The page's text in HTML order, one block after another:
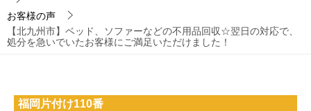
お客様の声
【北九州市】ベッド、ソファーなどの不用品回収☆翌日の対応で、
処分を急いでいたお客様にご満足いただけました！
福岡片付け110番